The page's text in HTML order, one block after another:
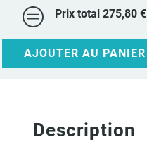
Prix total 275,80 €
AJOUTER AU PANIER
Description